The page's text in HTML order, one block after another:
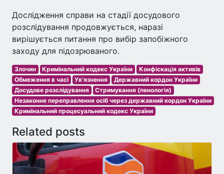
Дослідження справи на стадії досудового
розслідування продовжується, наразі
вирішується питання про вибір запобіжного
заходу для підозрюваного.
Злочин Кримінальний кодекс України
Конфіскація активів
Обмеження в часі
Ув'язнення
Державний кордон України
Досудове розслідування
Стримування (пенологія)
Незаконне переправлення осіб через державний кордон України
Кримінальний процесуальний кодекс України
Related posts